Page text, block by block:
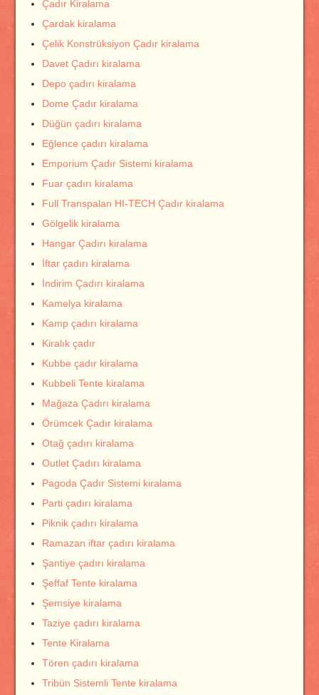
Çadır Kiralama
Çardak kiralama
Çelik Konstrüksiyon Çadır kiralama
Davet Çadırı kiralama
Depo çadırı kiralama
Dome Çadır kiralama
Düğün çadırı kiralama
Eğlence çadırı kiralama
Emporium Çadır Sistemi kiralama
Fuar çadırı kiralama
Full Transpalan HI-TECH Çadır kiralama
Gölgelik kiralama
Hangar Çadırı kiralama
İftar çadırı kiralama
İndirim Çadırı kiralama
Kamelya kiralama
Kamp çadırı kiralama
Kiralık çadır
Kubbe çadır kiralama
Kubbeli Tente kiralama
Mağaza Çadırı kiralama
Örümcek Çadır kiralama
Otağ çadırı kiralama
Outlet Çadırı kiralama
Pagoda Çadır Sistemi kiralama
Parti çadırı kiralama
Piknik çadırı kiralama
Ramazan iftar çadırı kiralama
Şantiye çadırı kiralama
Şeffaf Tente kiralama
Şemsiye kiralama
Taziye çadırı kiralama
Tente Kiralama
Tören çadırı kiralama
Tribün Sistemli Tente kiralama